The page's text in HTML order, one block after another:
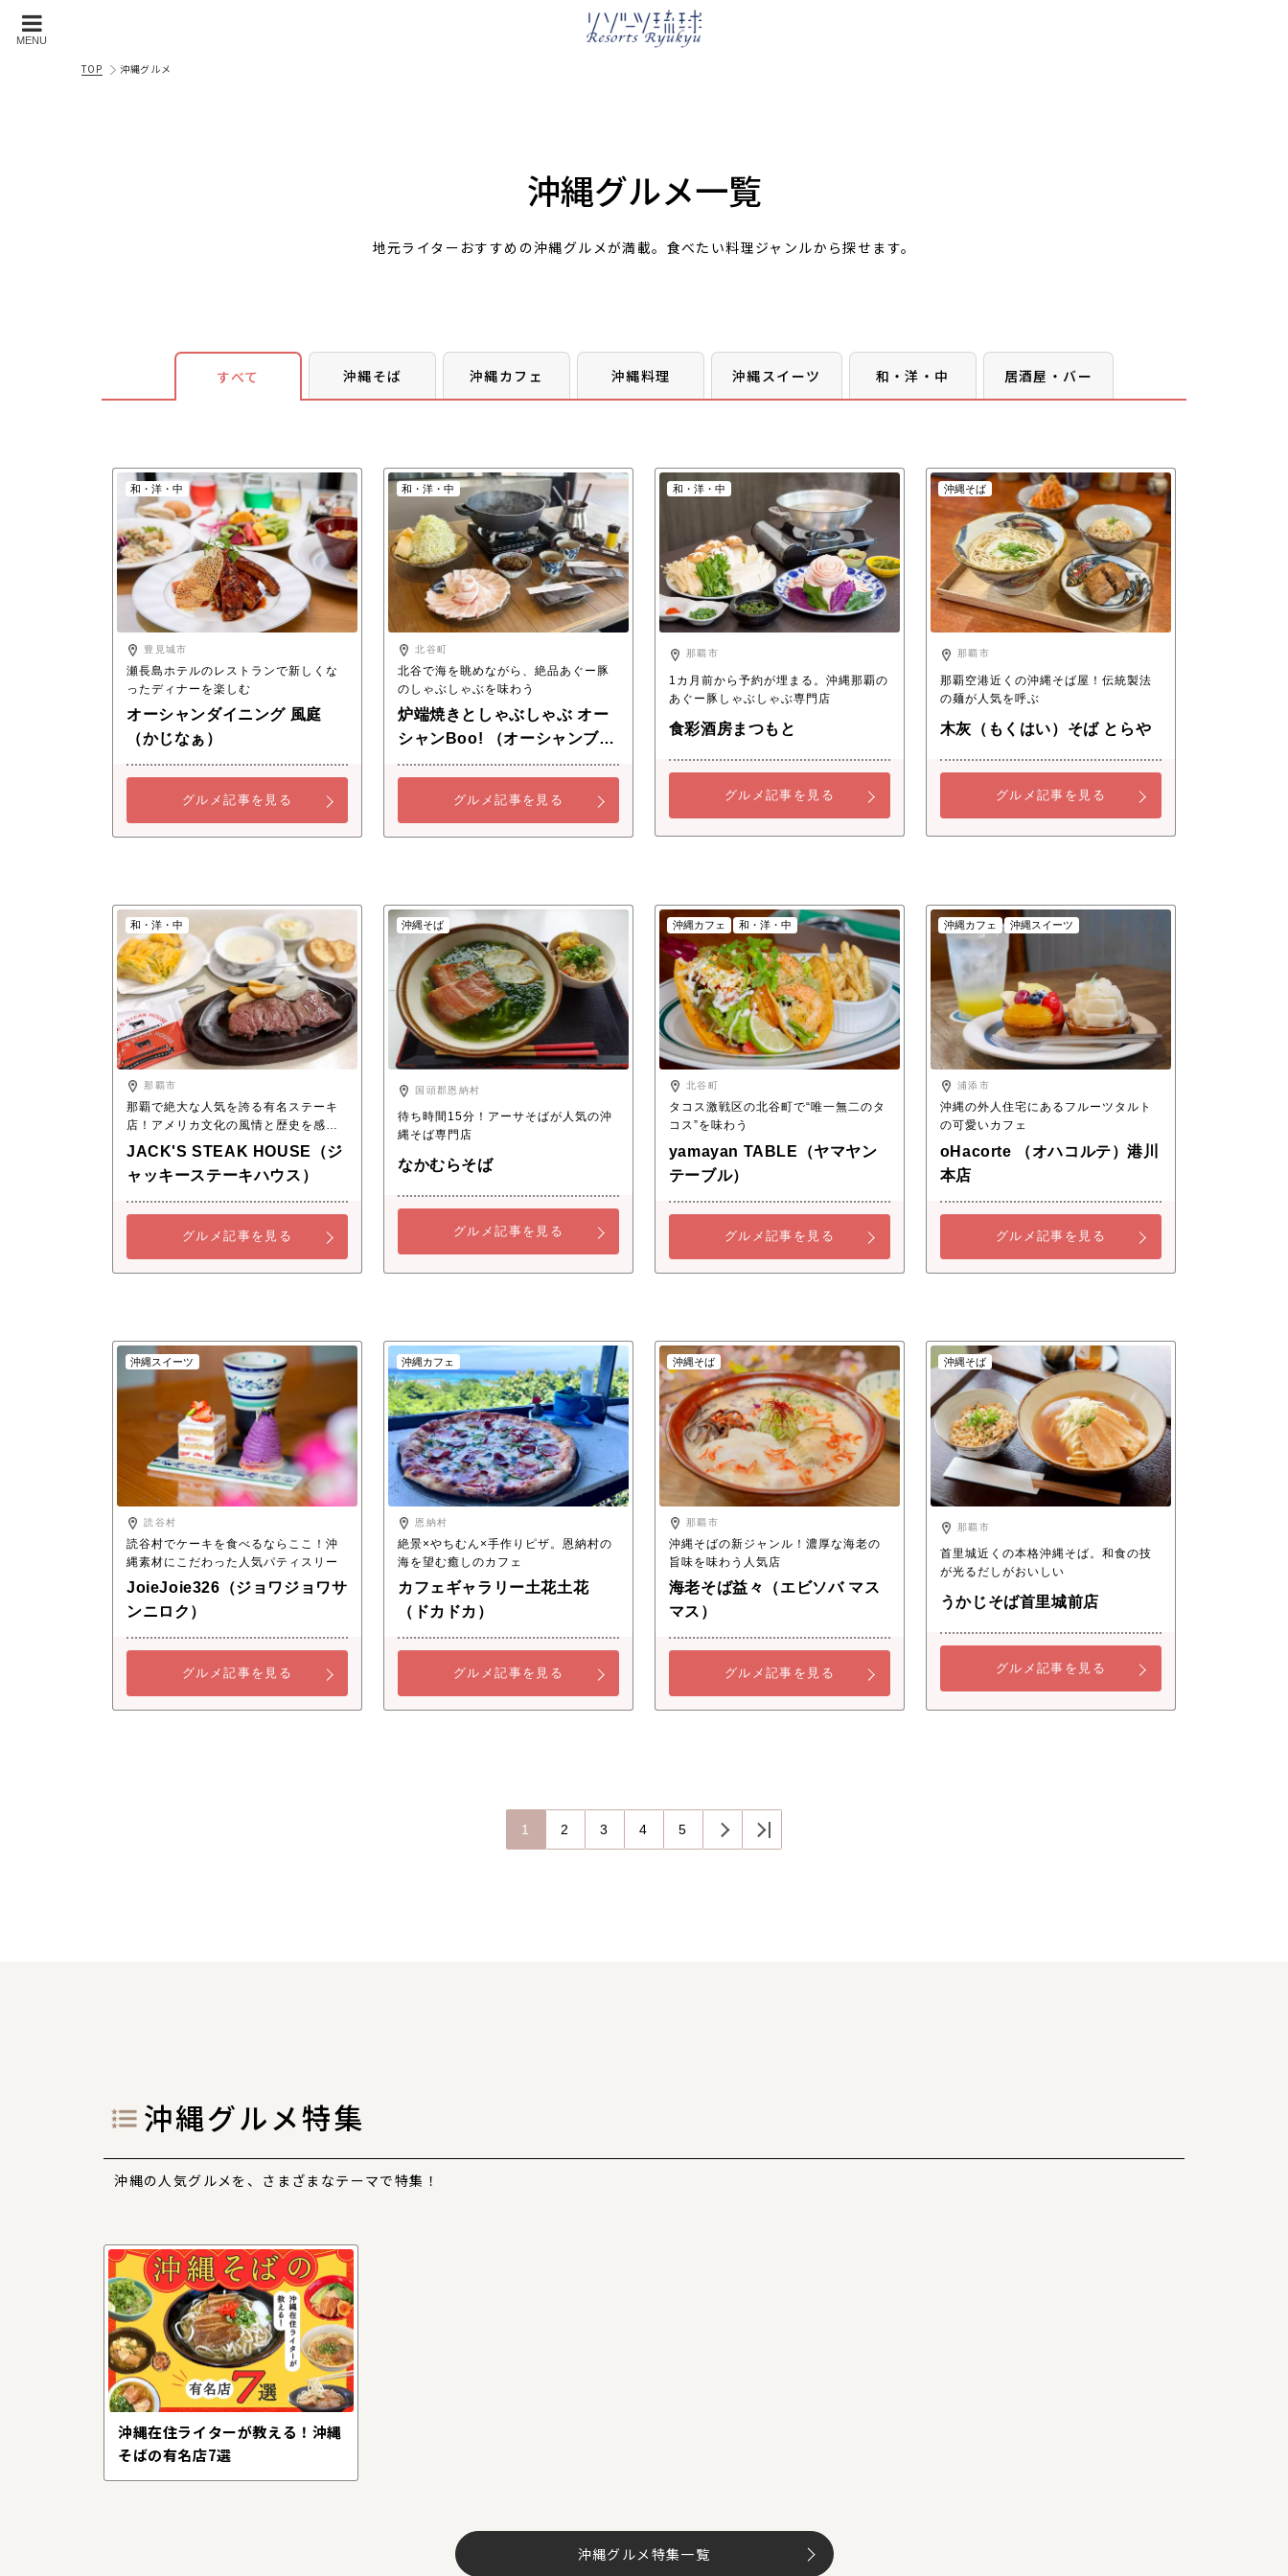
MENU
TOP 沖縄グルメ
沖縄グルメ一覧
地元ライターおすすめの沖縄グルメが満載。食べたい料理ジャンルから探せます。
すべて 沖縄そば 沖縄カフェ 沖縄料理 沖縄スイーツ 和・洋・中 居酒屋・バー
沖縄グルメ特集
沖縄の人気グルメを、さまざまなテーマで特集！
沖縄在住ライターが教える！沖縄
そばの有名店7選
沖縄グルメ特集一覧